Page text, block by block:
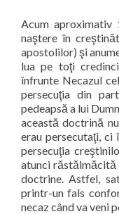
Acum aproximativ
naştere în
apostolilor) şi
lua pe toţi
înfrunte Necazul
persecuţia din
pedeapsă a lui
această doctrină
erau persecutaţi, ci
persecuţia
atunci răstălmăcită
doctrine. Astfel,
printr-un fals
necaz când va veni